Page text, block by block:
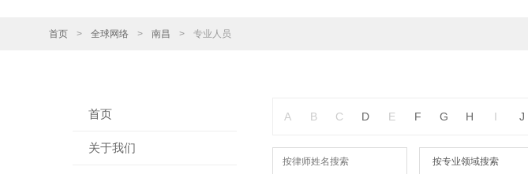
首页 > 全球网络 > 南昌 > 专业人员
首页
关于我们
A B C D E F G H I J